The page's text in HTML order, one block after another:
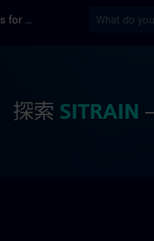
Training Services for Digital Industries